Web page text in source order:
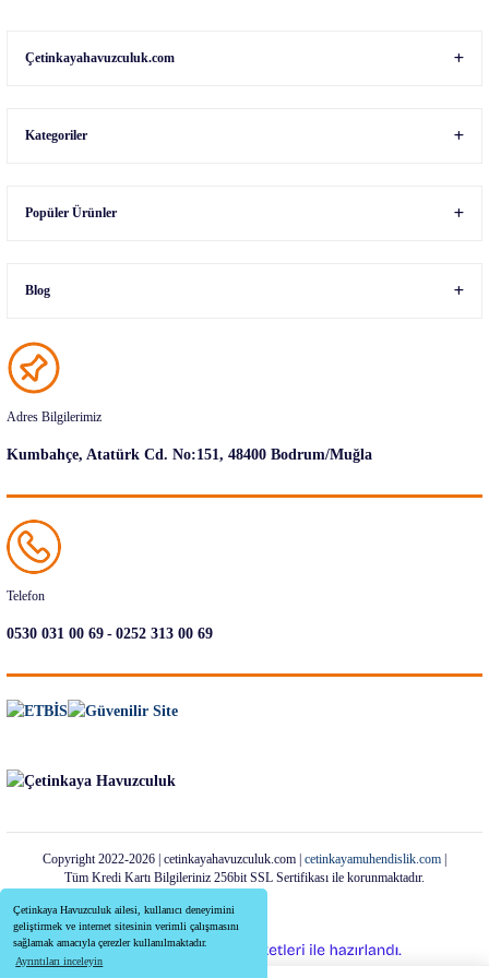
Çetinkaya Havuzculuk ailesi, kullanıcı deneyimini
geliştirmek ve internet sitesinin verimli çalışmasını
sağlamak amacıyla çerezler kullanılmaktadır.
Ayrıntıları inceleyin
Çetinkayahavuzculuk.com
Kategoriler
Popüler Ürünler
Blog
Adres Bilgilerimiz
Kumbahçe, Atatürk Cd. No:151, 48400 Bodrum/Muğla
Telefon
0530 031 00 69-0252 313 00 69
Copyright 2022-2026 | cetinkayahavuzculuk.com | cetinkayamuhendislik.com
Tüm Kredi Kartı Bilgileriniz 256bit SSL Sertifikası ile korunmaktadır.
ideasoft
e-